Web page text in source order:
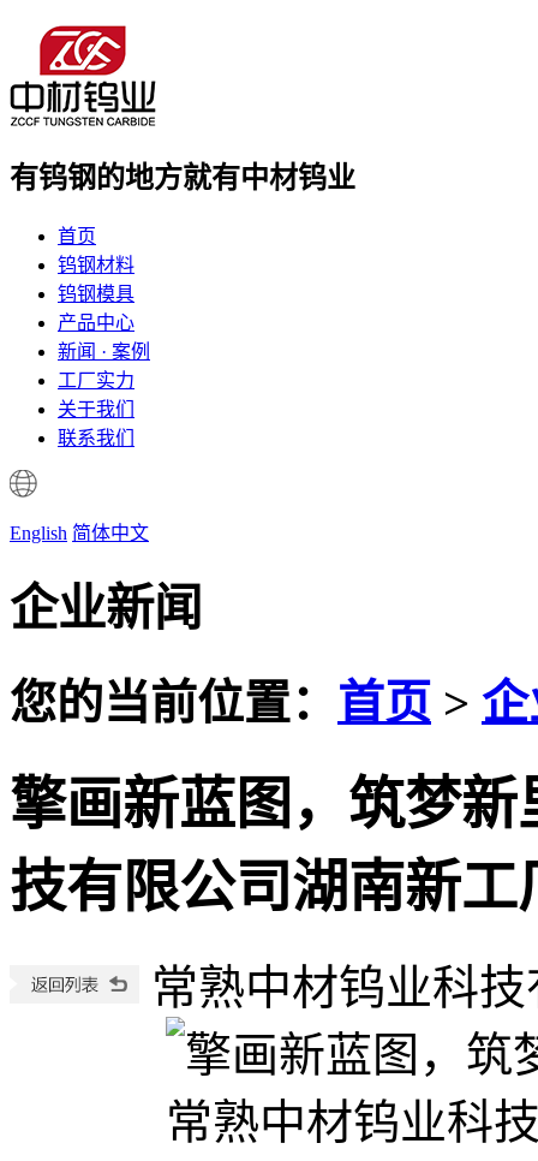
有钨钢的地方就有中材钨业
首页
钨钢材料
钨钢模具
产品中心
新闻 · 案例
工厂实力
关于我们
联系我们
English 简体中文
企业新闻
您的当前位置： 首页 >
擎画新蓝图，筑梦
技有限公司湖南新工
常熟中材钨业科